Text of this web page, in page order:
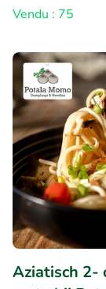
Vendu : 75
Aziatisch 2-